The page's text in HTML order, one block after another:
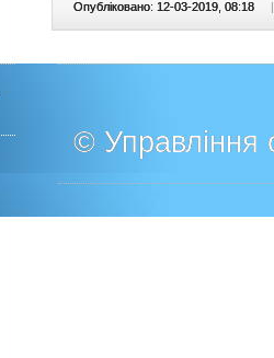
Опубліковано: 12-03-2019, 08:18 |
© Управління